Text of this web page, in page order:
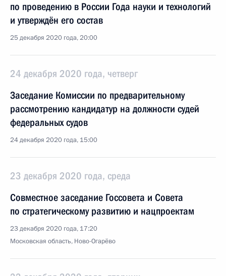
по проведению в России Года науки и технологий
и утверждён его состав
25 декабря 2020 года, 20:00
24 декабря 2020 года, четверг
Заседание Комиссии по предварительному
рассмотрению кандидатур на должности судей
федеральных судов
24 декабря 2020 года, 15:00
23 декабря 2020 года, среда
Совместное заседание Госсовета и Совета
по стратегическому развитию и нацпроектам
23 декабря 2020 года, 17:20
Московская область, Ново-Огарёво